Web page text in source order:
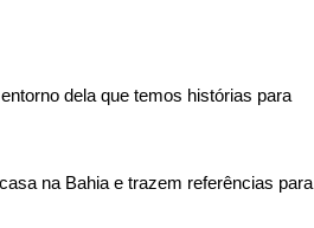
dela que temos histórias para
na Bahia e trazem referências para